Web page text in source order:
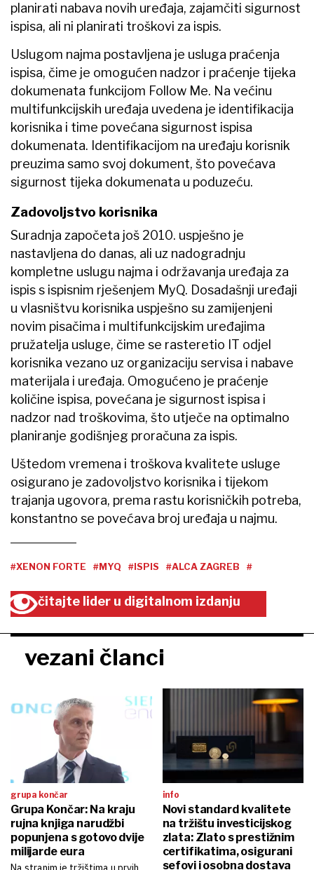
planirati nabava novih uređaja, zajamčiti sigurnost
ispisa, ali ni planirati troškovi za ispis.
Uslugom najma postavljena je usluga praćenja
ispisa, čime je omogućen nadzor i praćenje tijeka
dokumenata funkcijom Follow Me. Na većinu
multifunkcijskih uređaja uvedena je identifikacija
korisnika i time povećana sigurnost ispisa
dokumenata. Identifikacijom na uređaju korisnik
preuzima samo svoj dokument, što povećava
sigurnost tijeka dokumenata u poduzeću.
Zadovoljstvo korisnika
Suradnja započeta još 2010. uspješno je
nastavljena do danas, ali uz nadogradnju
kompletne uslugu najma i održavanja uređaja za
ispis s ispisnim rješenjem MyQ. Dosadašnji uređaji
u vlasništvu korisnika uspješno su zamijenjeni
novim pisačima i multifunkcijskim uređajima
pružatelja usluge, čime se rasteretio IT odjel
korisnika vezano uz organizaciju servisa i nabave
materijala i uređaja. Omogućeno je praćenje
količine ispisa, povećana je sigurnost ispisa i
nadzor nad troškovima, što utječe na optimalno
planiranje godišnjeg proračuna za ispis.
Uštedom vremena i troškova kvalitete usluge
osigurano je zadovoljstvo korisnika i tijekom
trajanja ugovora, prema rastu korisničkih potreba,
konstantno se povećava broj uređaja u najmu.
#XENON FORTE #MYQ #ISPIS #ALCA ZAGREB #
čitajte lider u digitalnom izdanju
vezani članci
grupa končar
Grupa Končar: Na kraju
rujna knjiga narudžbi
popunjena s gotovo dvije
milijarde eura
info
Novi standard kvalitete
na tržištu investicijskog
zlata: Zlato s prestižnim
certifikatima, osigurani
sefovi i osobna dostava